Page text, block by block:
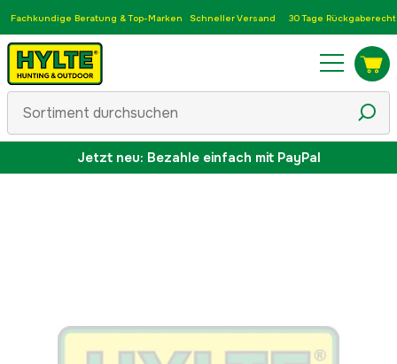
Fachkundige Beratung & Top-Marken Schneller Versand 30 Tage Rückgaberecht
Jetzt neu: Bezahle einfach mit PayPal